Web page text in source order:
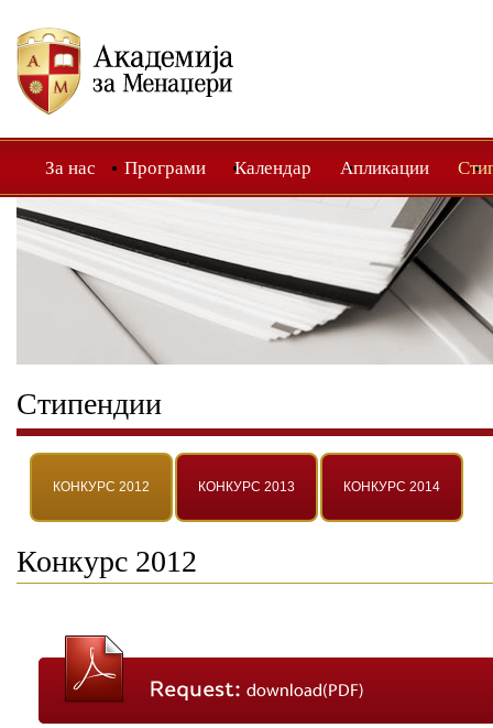
За нас Програми Календар Апликации
Стипендии
КОНКУРС 2012 КОНКУРС 2013 КОНКУРС 2014
Конкурс 2012